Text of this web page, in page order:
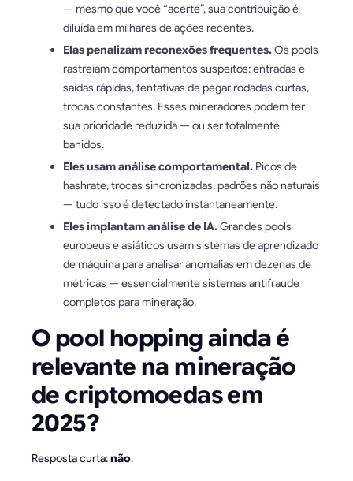
— mesmo que você “acerte”, sua contribuição é
diluída em milhares de ações recentes.
Elas penalizam reconexões frequentes.Os pools
rastreiam comportamentos suspeitos: entradas e
saídas rápidas, tentativas de pegar rodadas curtas,
trocas constantes. Esses mineradores podem ter
sua prioridade reduzida — ou ser totalmente
banidos.
Eles usam análise comportamental. Picos de
hashrate, trocas sincronizadas, padrões não naturais
— tudo isso é detectado instantaneamente.
Eles implantam análise de IA.Grandes pools
europeus e asiáticos usam sistemas de aprendizado
de máquina para analisar anomalias em dezenas de
métricas — essencialmente sistemas antifraude
completos para mineração.
O pool hopping ainda é
relevante na mineração
de criptomoedas em
2025?
Resposta curta:não.